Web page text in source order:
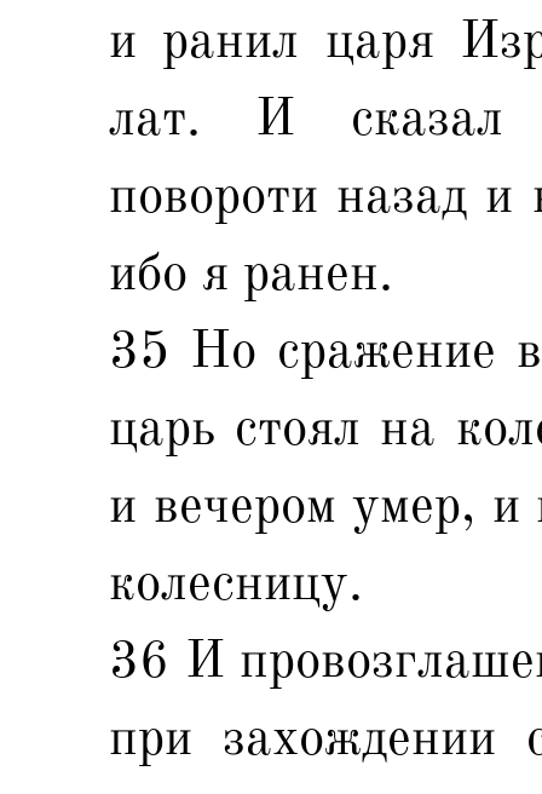
и ранил царя
лат. И сказал
повороти назад и
ибо я ранен.
35 Но сражение
царь стоял на
и вечером умер, и
колесницу.
36 И
при захождении